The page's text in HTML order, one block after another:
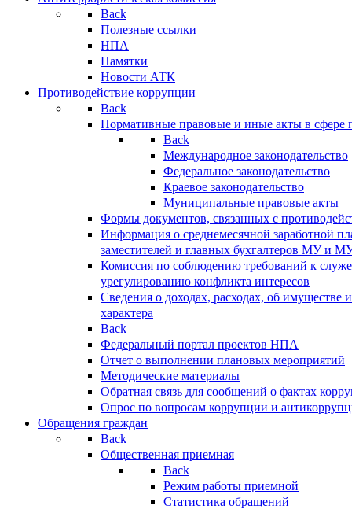
Back
Полезные ссылки
НПА
Памятки
Новости АТК
Противодействие коррупции
Back
Нормативные правовые и иные акты в сфере
Back
Международное законодательство
Федеральное законодательство
Краевое законодательство
Муниципальные правовые акты
Формы документов, связанных с
Информация о среднемесячной заработной
заместителей и главных бухгалтеров МУ и
Комиссия по соблюдению требований к
урегулированию конфликта интересов
Сведения о доходах, расходах, об имуществе
характера
Back
Федеральный портал проектов НПА
Отчет о выполнении плановых мероприятий
Методические материалы
Обратная связь для сообщений о фактах
Опрос по вопросам коррупции и
Обращения граждан
Back
Общественная приемная
Back
Режим работы приемной
Статистика обращений